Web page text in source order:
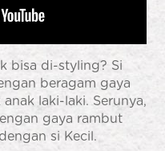
bisa di-styling? Si
beragam gaya
laki-laki. Serunya,
gaya rambut
si Kecil.